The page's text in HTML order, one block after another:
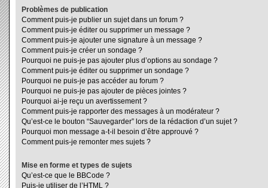
Problèmes de publication
Comment puis-je publier un sujet dans un forum ?
Comment puis-je éditer ou supprimer un message ?
Comment puis-je ajouter une signature à un message ?
Comment puis-je créer un sondage ?
Pourquoi ne puis-je pas ajouter plus d’options au sondage ?
Comment puis-je éditer ou supprimer un sondage ?
Pourquoi ne puis-je pas accéder au forum ?
Pourquoi ne puis-je pas ajouter de pièces jointes ?
Pourquoi ai-je reçu un avertissement ?
Comment puis-je rapporter des messages à un modérateur ?
Qu’est-ce le bouton “Sauvegarder” lors de la rédaction d’un sujet ?
Pourquoi mon message a-t-il besoin d’être approuvé ?
Comment puis-je remonter mes sujets ?
Mise en forme et types de sujets
Qu’est-ce que le BBCode ?
Puis-je utiliser de l’HTML ?